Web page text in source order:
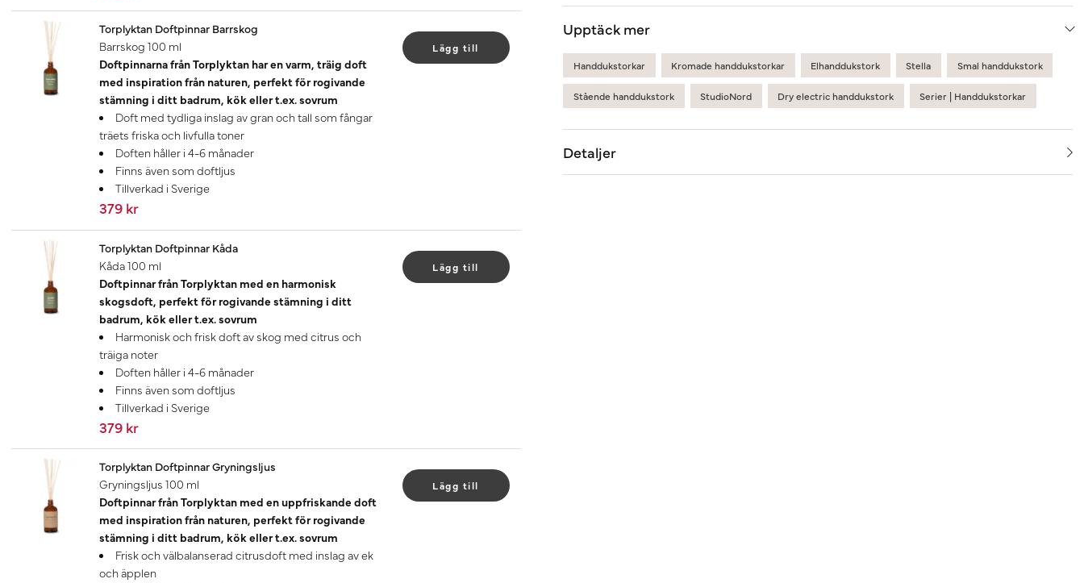
Torplyktan Doftpinnar Barrskog
Barrskog 100 ml
Doftpinnarna från Torplyktan har en varm, träig doft
med inspiration från naturen, perfekt för rogivande
stämning i ditt badrum, kök eller t.ex. sovrum
Doft med tydliga inslag av gran och tall som fångar
träets friska och livfulla toner
Doften håller i 4-6 månader
Finns även som doftljus
Tillverkad i Sverige
379 kr
Lägg till
Torplyktan Doftpinnar Kåda
Kåda 100 ml
Doftpinnar från Torplyktan med en harmonisk
skogsdoft, perfekt för rogivande stämning i ditt
badrum, kök eller t.ex. sovrum
Harmonisk och frisk doft av skog med citrus och
träiga noter
Doften håller i 4-6 månader
Finns även som doftljus
Tillverkad i Sverige
379 kr
Lägg till
Torplyktan Doftpinnar Gryningsljus
Gryningsljus 100 ml
Doftpinnar från Torplyktan med en uppfriskande doft
med inspiration från naturen, perfekt för rogivande
stämning i ditt badrum, kök eller t.ex. sovrum
Frisk och välbalanserad citrusdoft med inslag av ek
och äpplen
Lägg till
Upptäck mer
Handdukstorkar Kromade handdukstorkar Elhanddukstork Stella Smal handdukstork
Stående handdukstork StudioNord Dry electric handdukstork Serier | Handdukstorkar
Detaljer